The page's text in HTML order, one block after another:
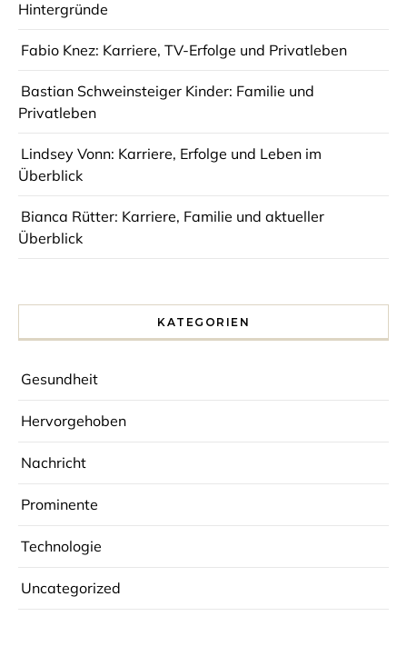
Hintergründe
Fabio Knez: Karriere, TV-Erfolge und Privatleben
Bastian Schweinsteiger Kinder: Familie und
Privatleben
Lindsey Vonn: Karriere, Erfolge und Leben im
Überblick
Bianca Rütter: Karriere, Familie und aktueller
Überblick
KATEGORIEN
Gesundheit
Hervorgehoben
Nachricht
Prominente
Technologie
Uncategorized